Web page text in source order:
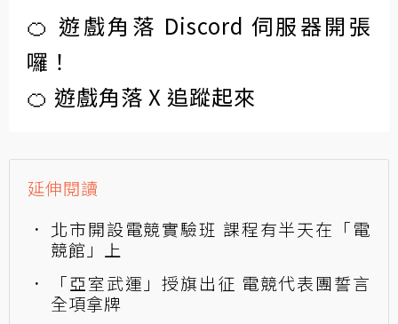
🍊 遊戲角落 Discord 伺服器開張
囉！
🍊 遊戲角落 X 追蹤起來
延伸閱讀
北市開設電競實驗班 課程有半天在「電
競館」上
「亞室武運」授旗出征 電競代表團誓言
全項拿牌